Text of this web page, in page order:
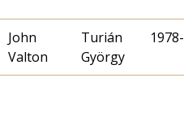
John
Valton
Turián
György